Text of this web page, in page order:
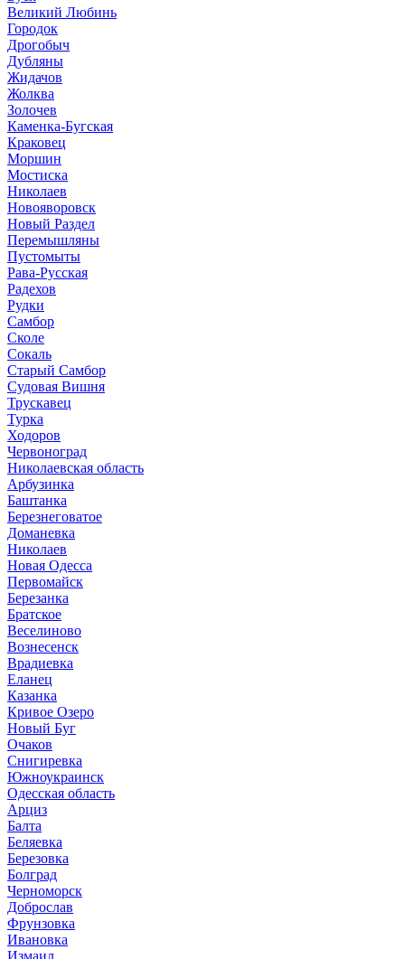
Великий Любинь
Городок
Дрогобыч
Дубляны
Жидачов
Жолква
Золочев
Каменка-Бугская
Краковец
Моршин
Мостиска
Николаев
Новояворовск
Новый Раздел
Перемышляны
Пустомыты
Рава-Русская
Радехов
Рудки
Самбор
Сколе
Сокаль
Старый Самбор
Судовая Вишня
Трускавец
Турка
Ходоров
Червоноград
Николаевская область
Арбузинка
Баштанка
Березнеговатое
Доманевка
Николаев
Новая Одесса
Первомайск
Березанка
Братское
Веселиново
Вознесенск
Врадиевка
Еланец
Казанка
Кривое Озеро
Новый Буг
Очаков
Снигиревка
Южноукраинск
Одесская область
Арциз
Балта
Беляевка
Березовка
Болград
Черноморск
Доброслав
Фрунзовка
Ивановка
Измаил